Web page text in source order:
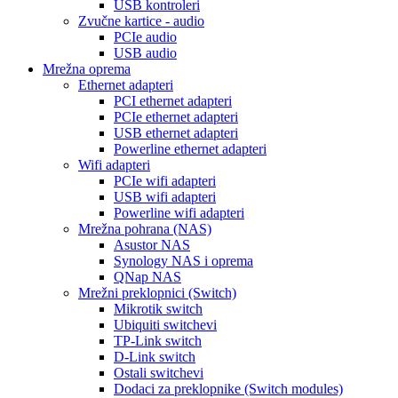
USB kontroleri
Zvučne kartice - audio
PCIe audio
USB audio
Mrežna oprema
Ethernet adapteri
PCI ethernet adapteri
PCIe ethernet adapteri
USB ethernet adapteri
Powerline ethernet adapteri
Wifi adapteri
PCIe wifi adapteri
USB wifi adapteri
Powerline wifi adapteri
Mrežna pohrana (NAS)
Asustor NAS
Synology NAS i oprema
QNap NAS
Mrežni preklopnici (Switch)
Mikrotik switch
Ubiquiti switchevi
TP-Link switch
D-Link switch
Ostali switchevi
Dodaci za preklopnike (Switch modules)